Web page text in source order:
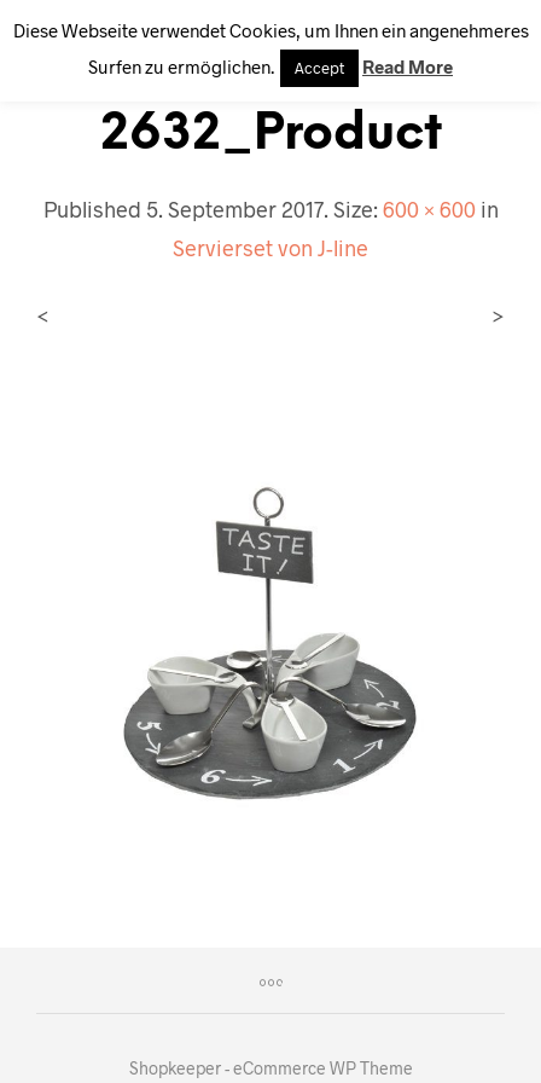
0
2632_Product
Published 5. September 2017. Size: 600 × 600in
Servierset von J-line
< >
Shopkeeper - eCommerce WP Theme
Diese Webseite verwendet Cookies, um Ihnen ein angenehmeres
Surfen zu ermöglichen.
Accept Read More